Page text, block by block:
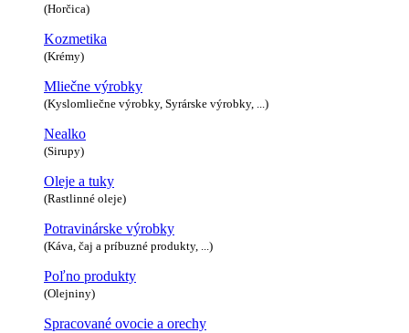
(Horčica)
Kozmetika
(Krémy)
Mliečne výrobky
(Kyslomliečne výrobky, Syrárske výrobky, ...)
Nealko
(Sirupy)
Oleje a tuky
(Rastlinné oleje)
Potravinárske výrobky
(Káva, čaj a príbuzné produkty, ...)
Poľno produkty
(Olejniny)
Spracované ovocie a orechy